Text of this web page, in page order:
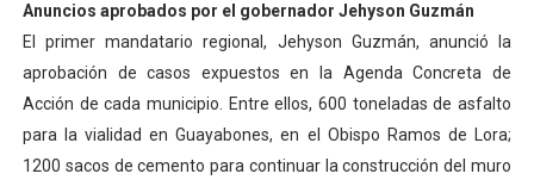
Anuncios aprobados por el gobernador Jehyson Guzmán
El primer mandatario regional, Jehyson Guzmán, anunció la
aprobación de casos expuestos en la Agenda Concreta de
Acción de cada municipio. Entre ellos, 600 toneladas de asfalto
para la vialidad en Guayabones, en el Obispo Ramos de Lora;
1200 sacos de cemento para continuar la construcción del muro